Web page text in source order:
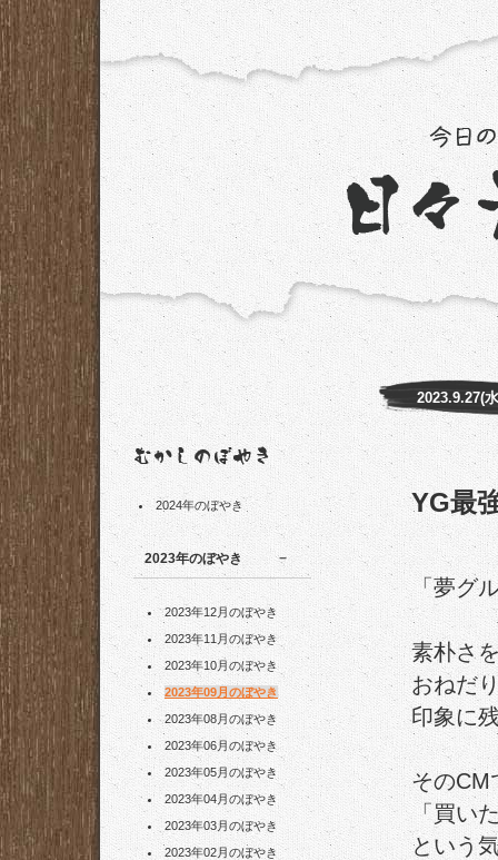
2024年のぼやき
2023年のぼやき
2023年12月のぼやき
2023年11月のぼやき
2023年10月のぼやき
2023年09月のぼやき
2023年08月のぼやき
2023年06月のぼやき
2023年05月のぼやき
2023年04月のぼやき
2023年03月のぼやき
2023年02月のぼやき
2023.9.27(
YG最
「夢グ
素朴さ
おねだ
印象に
そのCM
「買い
という